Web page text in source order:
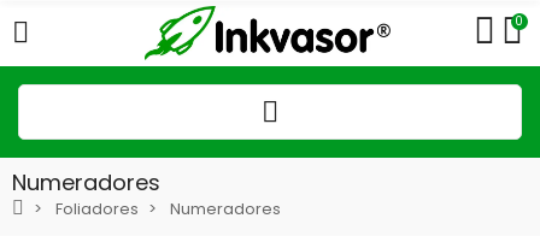
0
Numeradores
Foliadores Numeradores